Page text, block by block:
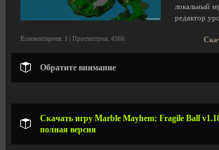
локальный
редактор
Комментариев: 1 | Просмотров: 4366
Обратите внимание
Скачать игру Marble Mayhem: Fragile Ball
полная версия